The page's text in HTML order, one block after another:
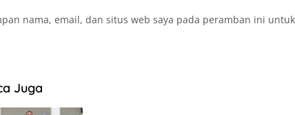
nama, email, dan situs web saya pada peramban ini
Juga